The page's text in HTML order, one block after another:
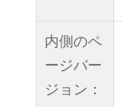
内側のペ
ージバー
ジョン：